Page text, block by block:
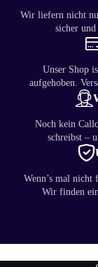
Wir liefern nicht
sicher
Unser Shop
aufgehoben.
Noch kein
schreibst –
Wenn’s mal nicht
Wir finden